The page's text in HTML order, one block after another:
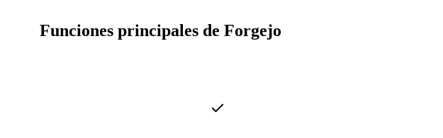
Funciones principales de Forgejo